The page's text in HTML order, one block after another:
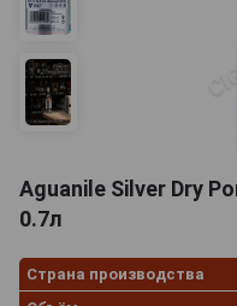
Aguanile Silver Dry
0.7л
Страна производства